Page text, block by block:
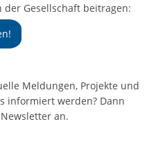
Gesellschaft beitragen:
Meldungen, Projekte und
informiert werden? Dann
an.